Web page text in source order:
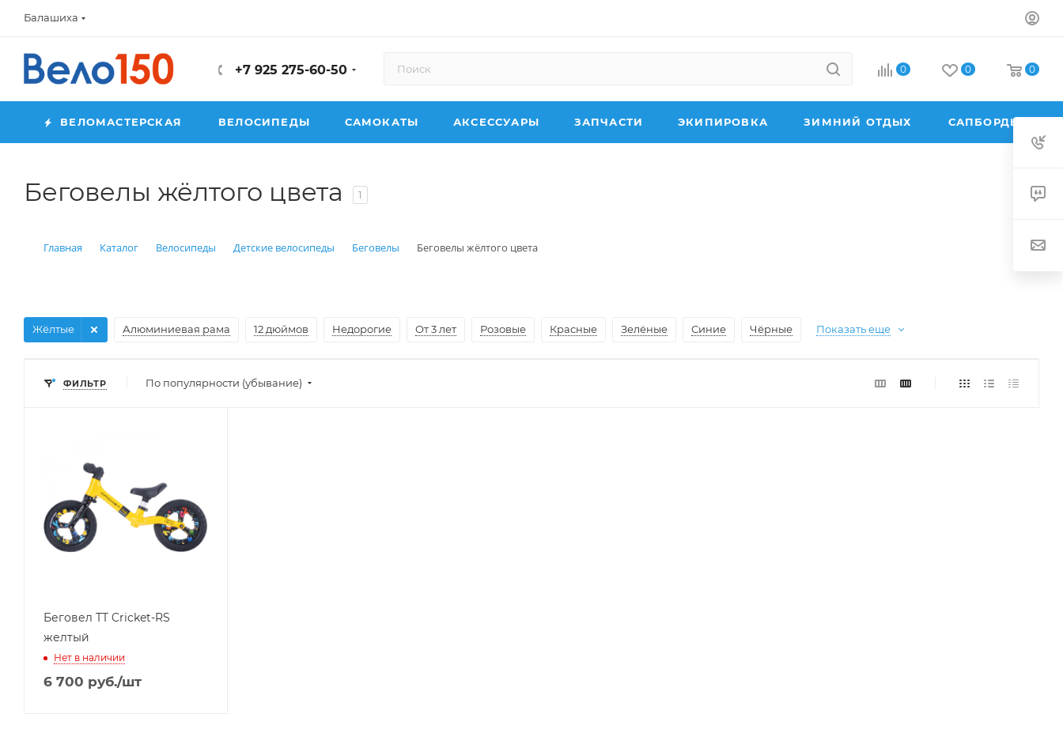
Балашиха
+7 925 275-60-50 0 0 0
ВЕЛОМАСТЕРСКАЯ ВЕЛОСИПЕДЫ САМОКАТЫ АКСЕССУАРЫ ЗАПЧАСТИ ЭКИПИРОВКА ЗИМНИЙ ОТДЫХ САПБОРДЫ
Беговелы жёлтого цвета 1
Главная Каталог Велосипеды Детские велосипеды Беговелы Беговелы жёлтого цвета
Алюминиевая рама 12 дюймов Недорогие От 3 лет Розовые
Жёлтые Красные Зелёные Синие Чёрные Показать еще
ФИЛЬТР По популярности (убывание)
Беговел TT Cricket-RS
желтый
Нет в наличии
6 700 руб./шт